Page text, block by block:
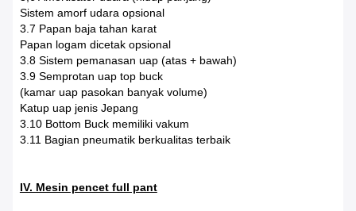
Sistem amorf udara opsional
3.7 Papan baja tahan karat
Papan logam dicetak opsional
3.8 Sistem pemanasan uap (atas + bawah)
3.9 Semprotan uap top buck
(kamar uap pasokan banyak volume)
Katup uap jenis Jepang
3.10 Bottom Buck memiliki vakum
3.11 Bagian pneumatik berkualitas terbaik
IV. Mesin pencet full pant